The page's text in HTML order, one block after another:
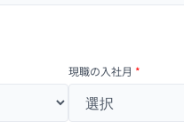
現職の入社月 *